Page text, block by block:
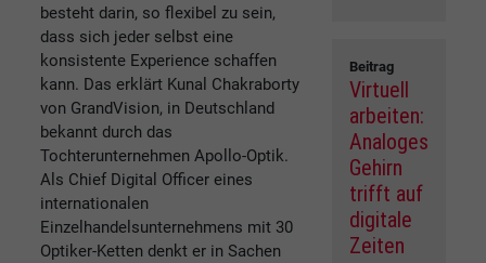
besteht darin, so flexibel zu sein,
dass sich jeder selbst eine
konsistente Experience schaffen
kann. Das erklärt Kunal Chakraborty
von GrandVision, in Deutschland
bekannt durch das
Tochterunternehmen Apollo-Optik.
Als Chief Digital Officer eines
internationalen
Einzelhandelsunternehmens mit 30
Optiker-Ketten denkt er in Sachen
Beitrag
Virtuell
arbeiten:
Analoges
Gehirn
trifft auf
digitale
Zeiten